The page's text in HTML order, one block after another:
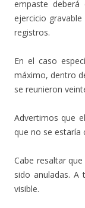
empaste
ejercicio
registros.
En el caso
máximo, dentro
se reunieron
Advertimos que
que no se estaría
Cabe resaltar
sido anuladas. A
visible.